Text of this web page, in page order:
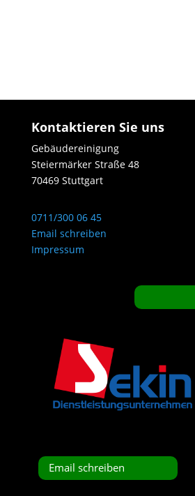
Kontaktieren Sie uns
Gebäudereinigung
Steiermärker Straße 48
70469 Stuttgart
0711/300 06 45
Email schreiben
Impressum
Email schreiben